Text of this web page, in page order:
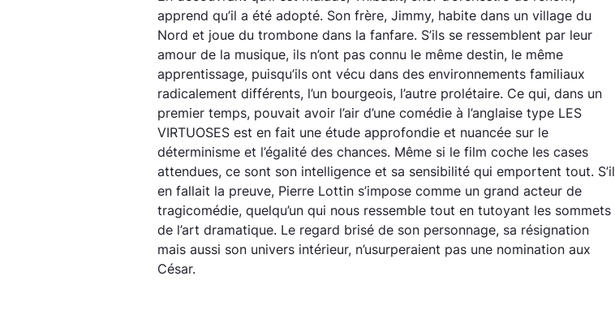
apprend qu’il a été adopté. Son frère, Jimmy, habite dans un village du
Nord et joue du trombone dans la fanfare. S’ils se ressemblent par leur
amour de la musique, ils n’ont pas connu le même destin, le même
apprentissage, puisqu’ils ont vécu dans des environnements familiaux
radicalement différents, l’un bourgeois, l’autre prolétaire. Ce qui, dans un
premier temps, pouvait avoir l’air d’une comédie à l’anglaise type LES
VIRTUOSES est en fait une étude approfondie et nuancée sur le
déterminisme et l’égalité des chances. Même si le film coche les cases
attendues, ce sont son intelligence et sa sensibilité qui emportent tout. S’il
en fallait la preuve, Pierre Lottin s’impose comme un grand acteur de
tragicomédie, quelqu’un qui nous ressemble tout en tutoyant les sommets
de l’art dramatique. Le regard brisé de son personnage, sa résignation
mais aussi son univers intérieur, n’usurperaient pas une nomination aux
César.